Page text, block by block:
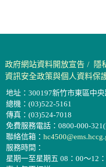
政府網站資料開放宣告
隱
資訊安全政策與個人資料保
地址：300197新竹市東區中
總機：(03)522-5161
傳真：(03)524-7018
免費服務電話：0800-000-
聯絡信箱：
服務時間：
星期一至星期五 08：00～12